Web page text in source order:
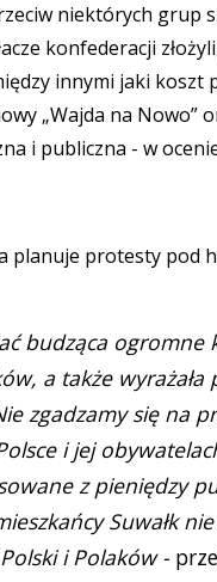
niektórych grup
konfederacji
innymi jaki
„Wajda na Nowo”
i publiczna - w
planuje protesty pod
budząca
a także
zgadzamy się na
i jej
z pieniędzy
Suwałk
i Polaków -